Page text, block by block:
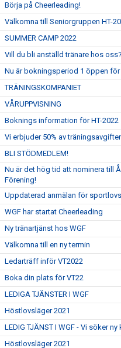
Börja på Cheerleading!
Välkomna till Seniorgruppen HT-
SUMMER CAMP 2022
Vill du bli anställd tränare hos oss?
Nu är bokningsperiod 1 öppen för
TRÄNINGSKOMPANIET
VÅRUPPVISNING
Boknings information för HT-2022
Vi erbjuder 50% av
BLI STÖDMEDLEM!
Nu är det hög tid att nominera till
Förening!
Uppdaterad anmälan för
WGF har startat Cheerleading
Ny tränartjänst hos WGF
Välkomna till en ny termin
Ledarträff inför VT2022
Boka din plats för VT22
LEDIGA TJÄNSTER I WGF
Höstlovsläger 2021
LEDIG TJÄNST I WGF - Vi söker
Höstlovsläger 2021